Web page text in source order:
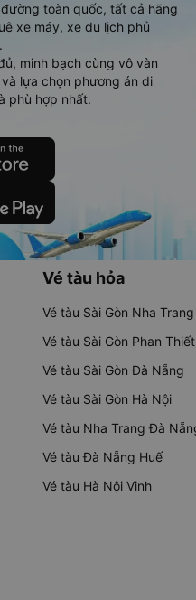
toàn quốc, tất cả hãng
xe máy, xe du lịch phủ
minh bạch cùng vô vàn
lựa chọn phương án di
phù hợp nhất.
Vé tàu hỏa
Vé tàu Sài Gòn Nha Trang
Vé tàu Sài Gòn Phan Thiết
Vé tàu Sài Gòn Đà Nẵng
Vé tàu Sài Gòn Hà Nội
Vé tàu Nha Trang Đà
Vé tàu Đà Nẵng Huế
Vé tàu Hà Nội Vinh